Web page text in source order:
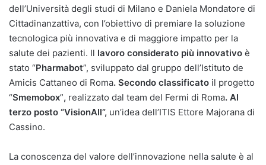
dell’Università degli studi di Milano e Daniela Mondatore di
Cittadinanzattiva, con l’obiettivo di premiare la soluzione
tecnologica più innovativa e di maggiore impatto per la
salute dei pazienti. Il lavoro considerato più innovativo è
stato “Pharmabot”, sviluppato dal gruppo dell’Istituto de
Amicis Cattaneo di Roma. Secondo classificato il progetto
“Smemobox”, realizzato dal team del Fermi di Roma. Al
terzo posto “VisionAll”, un’idea dell’ITIS Ettore Majorana di
Cassino.
La conoscenza del valore dell’innovazione nella salute è al